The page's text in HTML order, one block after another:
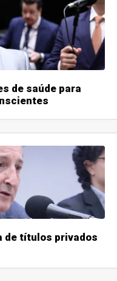
de saúde para
de títulos privados